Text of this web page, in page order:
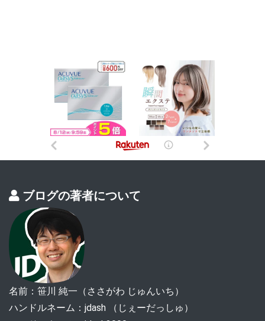
ブログの著者について
名前：笹川 純一（ささがわ じゅんいち）
ハンドルネーム：jdash （じぇーだっしゅ）